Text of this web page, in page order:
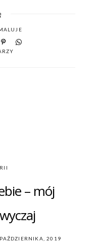
– mój
2019